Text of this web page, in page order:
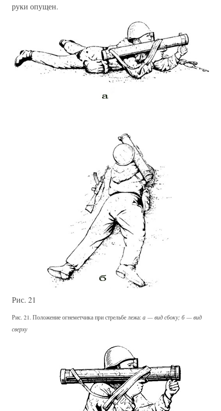
руки опущен.
Рис. 21
Рис. 21. Положение огнеметчика при стрельбе лежа:а — вид сбоку; б — вид
сверху